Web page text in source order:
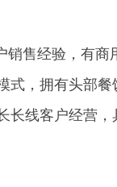
售经验，有
式，拥有头部
长线客户经营